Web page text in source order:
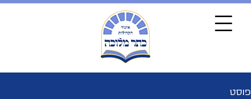
פוסט